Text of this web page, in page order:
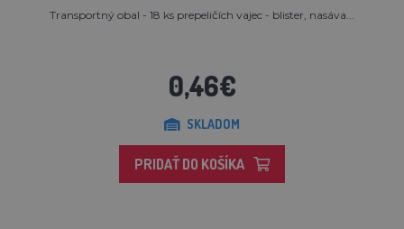
Transportný obal - 18 ks prepeličích vajec - blister, nasáva...
0,46€
SKLADOM
PRIDAŤ DO KOŠÍKA